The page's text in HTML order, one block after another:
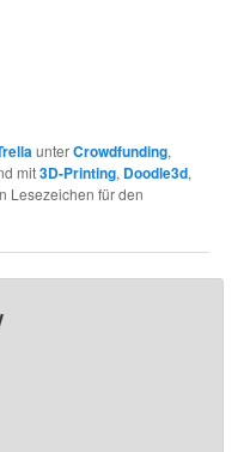
unterCrowdfunding,
mit3D-Printing, Doodle3d,
Lesezeichen für den